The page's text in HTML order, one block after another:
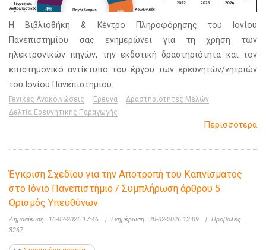
Η Βιβλιοθήκη & Κέντρο Πληροφόρησης του Ιονίου
Πανεπιστημίου σας ενημερώνει για τη χρήση των
ηλεκτρονικών πηγών, την εκδοτική δραστηριότητα και τον
επιστημονικό αντίκτυπο του έργου των ερευνητών/νητριών
του Ιονίου Πανεπιστημίου.
Γενικές Ανακοινώσεις Έρευνα
Δραστηριότητες Μελών
Δελτία Ερευνητικής Παραγωγής
Περισσότερα
Έγκριση Σχεδίου για την Αποτροπή του Καπνίσματος
στο Ιόνιο Πανεπιστήμιο / Συμπλήρωση άρθρου 5
Ορισμός Υπευθύνων
Δημοσίευση: 16-02-2026 17:46 | Ενημέρωση: 20-02-2026 13:09 | Προβολές:
3267